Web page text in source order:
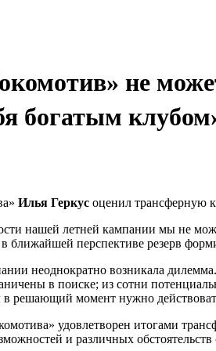
не
богатым
Илья Геркус оценил трансферную
нашей летней кампании мы не
ближайшей перспективе резерв
неоднократно возникала
в поиске; из сотни
решающий момент нужно
удовлетворен итогами
и различных